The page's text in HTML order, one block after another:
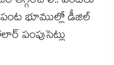
భూముల్లో డీజిల్​
పంపుసెట్లు